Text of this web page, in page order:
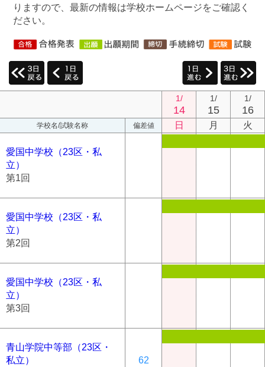
りますので、最新の情報は学校ホームページをご確認く
ださい。
1/
14
1/
15
1/
16
学校名/試験名称 偏差値 日 月 火
愛国中学校（23区・私
立）
第1回
愛国中学校（23区・私
立）
第2回
愛国中学校（23区・私
立）
第3回
青山学院中等部（23区・
私立）
62